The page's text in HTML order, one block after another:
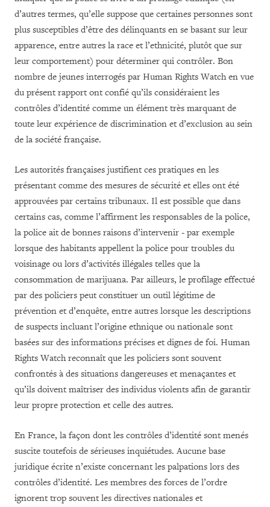
d’autres termes, qu’elle suppose que certaines personnes sont
plus susceptibles d’être des délinquants en se basant sur leur
apparence, entre autres la race et l’ethnicité, plutôt que sur
leur comportement) pour déterminer qui contrôler. Bon
nombre de jeunes interrogés par Human Rights Watch en vue
du présent rapport ont confié qu’ils considéraient les
contrôles d’identité comme un élément très marquant de
toute leur expérience de discrimination et d’exclusion au sein
de la société française.
Les autorités françaises justifient ces pratiques en les
présentant comme des mesures de sécurité et elles ont été
approuvées par certains tribunaux. Il est possible que dans
certains cas, comme l’affirment les responsables de la police,
la police ait de bonnes raisons d’intervenir - par exemple
lorsque des habitants appellent la police pour troubles du
voisinage ou lors d’activités illégales telles que la
consommation de marijuana. Par ailleurs, le profilage effectué
par des policiers peut constituer un outil légitime de
prévention et d’enquête, entre autres lorsque les descriptions
de suspects incluant l’origine ethnique ou nationale sont
basées sur des informations précises et dignes de foi. Human
Rights Watch reconnaît que les policiers sont souvent
confrontés à des situations dangereuses et menaçantes et
qu’ils doivent maîtriser des individus violents afin de garantir
leur propre protection et celle des autres.
En France, la façon dont les contrôles d’identité sont menés
suscite toutefois de sérieuses inquiétudes. Aucune base
juridique écrite n’existe concernant les palpations lors des
contrôles d’identité. Les membres des forces de l’ordre
ignorent trop souvent les directives nationales et